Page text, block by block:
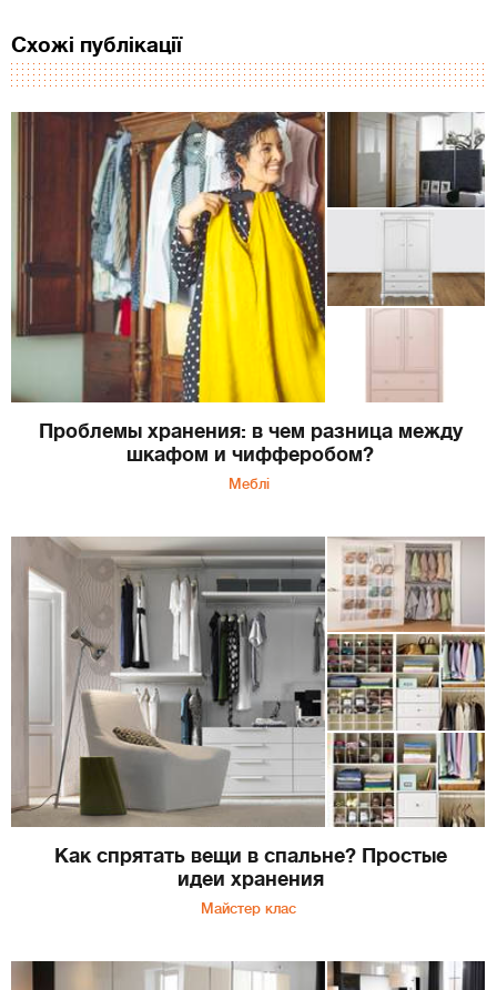
Схожі публікації
Проблемы хранения: в чем разница между
шкафом и чифферобом?
Меблі
Как спрятать вещи в спальне? Простые
идеи хранения
Майстер клас